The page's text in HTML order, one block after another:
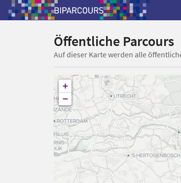
Öffentliche Parcours
Auf dieser Karte werden alle
+
−